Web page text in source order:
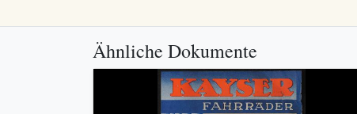
Ähnliche Dokumente